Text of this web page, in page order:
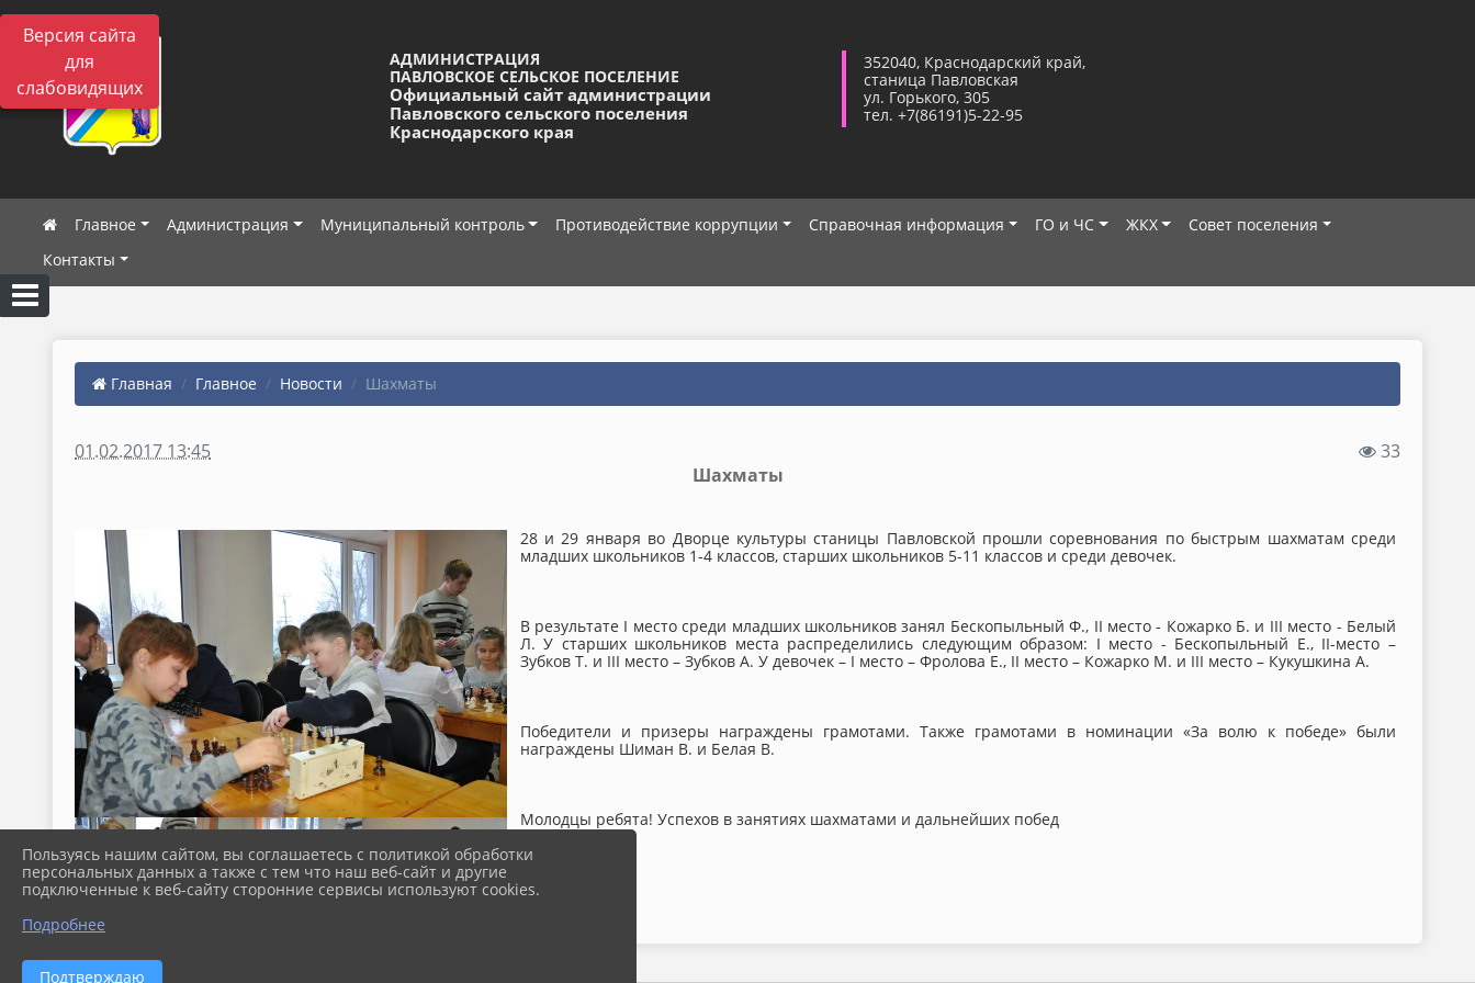
Версия сайта
для
слабовидящих
АДМИНИСТРАЦИЯ
ПАВЛОВСКОЕ СЕЛЬСКОЕ ПОСЕЛЕНИЕ
Официальный сайт администрации
Павловского сельского поселения
Краснодарского края
352040, Краснодарский край,
станица Павловская
ул. Горького, 305
тел. +7(86191)5-22-95
Главное Администрация Муниципальный контроль Противодействие коррупции Справочная информация ГО и ЧС ЖКХ
Совет поселения
Контакты
Главная Главное Новости Шахматы
01.02.2017 13:45
33
Шахматы
28 и 29 января во Дворце культуры станицы Павловской прошли соревнования по быстрым шахматам среди
младших школьников 1-4 классов, старших школьников 5-11 классов и среди девочек.
В результате I место среди младших школьников занял Бескопыльный Ф., II место - Кожарко Б. и III место - Белый
Л. У старших школьников места распределились следующим образом: I место - Бескопыльный Е., II-место –
Зубков Т. и III место – Зубков А. У девочек – I место – Фролова Е., II место – Кожарко М. и III место – Кукушкина А.
Победители и призеры награждены грамотами. Также грамотами в номинации «За волю к победе» были
награждены Шиман В. и Белая В.
Молодцы ребята! Успехов в занятиях шахматами и дальнейших побед
Пользуясь нашим сайтом, вы соглашаетесь с политикой обработки
персональных данных а также с тем что наш веб-сайт и другие
подключенные к веб-сайту сторонние сервисы используют cookies.
Подробнее
Подтверждаю